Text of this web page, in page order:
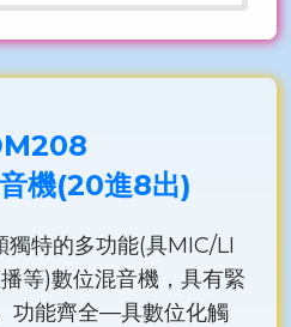
機(20進8出)
獨特的多功能(具MIC/LI
等)數位混音機，具有緊
功能齊全—具數位化觸